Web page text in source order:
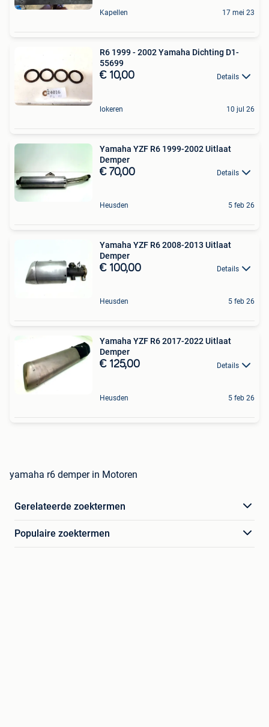
Kapellen 17 mei 23
R6 1999 - 2002 Yamaha Dichting D1-
55699
€ 10,00 Details
lokeren 10 jul 26
Yamaha YZF R6 1999-2002 Uitlaat
Demper
€ 70,00 Details
Heusden 5 feb 26
Yamaha YZF R6 2008-2013 Uitlaat
Demper
€ 100,00 Details
Heusden 5 feb 26
Yamaha YZF R6 2017-2022 Uitlaat
Demper
€ 125,00 Details
Heusden 5 feb 26
yamaha r6 demper in Motoren
Gerelateerde zoektermen
Populaire zoektermen